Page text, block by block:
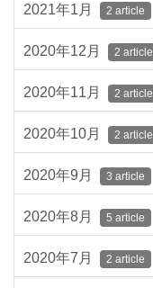
2021年1月 2 article
2020年12月 2 article
2020年11月 2 article
2020年10月 2 article
2020年9月 3 article
2020年8月 5 article
2020年7月 2 article